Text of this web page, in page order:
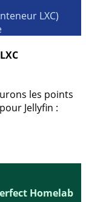
LXC)
les points
Jellyfin :
Homelab